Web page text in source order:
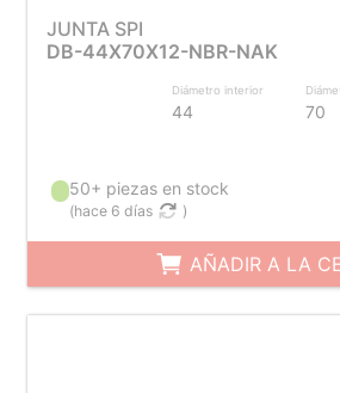
JUNTA SPI
DB-44X70X12-NBR-NAK
Diámetro interior
44 70
50+ piezas en stock
(hace 6 días )
AÑADIR A LA